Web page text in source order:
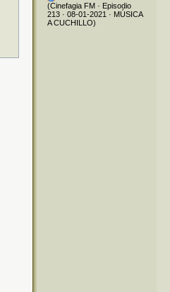
(Cinefagia FM · Episodio
213 · 08-01-2021 · MÚSICA
A CUCHILLO)